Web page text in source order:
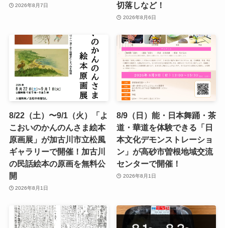
2026年8月7日
切落しなど！
2026年8月6日
8/22（土）〜9/1（火）「よ
こおいのかんのんさま絵本
原画展」が加古川市立松風
ギャラリーで開催！加古川
の民話絵本の原画を無料公
開
2026年8月1日
8/9（日）能・日本舞踊・茶
道・華道を体験できる「日
本文化デモンストレーショ
ン」が高砂市曽根地域交流
センターで開催！
2026年8月1日